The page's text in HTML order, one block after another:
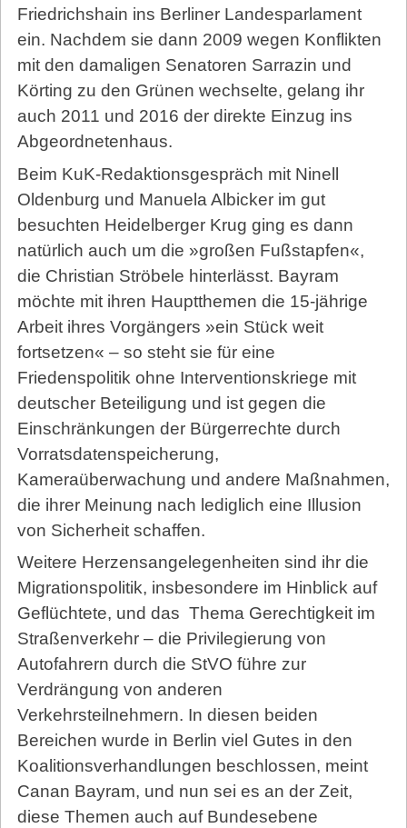
Friedrichshain ins Berliner Landesparlament
ein. Nachdem sie dann 2009 wegen Konflikten
mit den damaligen Senatoren Sarrazin und
Körting zu den Grünen wechselte, gelang ihr
auch 2011 und 2016 der direkte Einzug ins
Abgeordnetenhaus.
Beim KuK-Redaktionsgespräch mit Ninell
Oldenburg und Manuela Albicker im gut
besuchten Heidelberger Krug ging es dann
natürlich auch um die »großen Fußstapfen«,
die Christian Ströbele hinterlässt. Bayram
möchte mit ihren Hauptthemen die 15-jährige
Arbeit ihres Vorgängers »ein Stück weit
fortsetzen« – so steht sie für eine
Friedenspolitik ohne Interventionskriege mit
deutscher Beteiligung und ist gegen die
Einschränkungen der Bürgerrechte durch
Vorratsdatenspeicherung,
Kameraüberwachung und andere Maßnahmen,
die ihrer Meinung nach lediglich eine Illusion
von Sicherheit schaffen.
Weitere Herzensangelegenheiten sind ihr die
Migrationspolitik, insbesondere im Hinblick auf
Geflüchtete, und das Thema Gerechtigkeit im
Straßenverkehr – die Privilegierung von
Autofahrern durch die StVO führe zur
Verdrängung von anderen
Verkehrsteilnehmern. In diesen beiden
Bereichen wurde in Berlin viel Gutes in den
Koalitionsverhandlungen beschlossen, meint
Canan Bayram, und nun sei es an der Zeit,
diese Themen auch auf Bundesebene